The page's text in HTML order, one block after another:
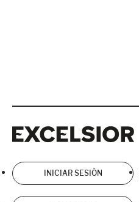
INICIAR SESIÓN